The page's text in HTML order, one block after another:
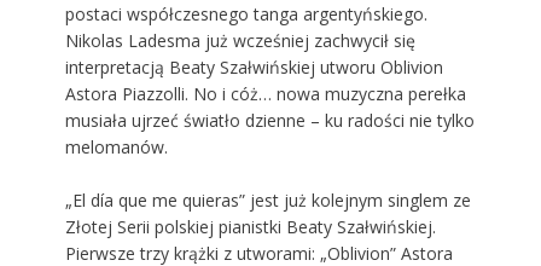
postaci współczesnego tanga argentyńskiego.
Nikolas Ladesma już wcześniej zachwycił się
interpretacją Beaty Szałwińskiej utworu Oblivion
Astora Piazzolli. No i cóż… nowa muzyczna perełka
musiała ujrzeć światło dzienne – ku radości nie tylko
melomanów.
„El día que me quieras” jest już kolejnym singlem ze
Złotej Serii polskiej pianistki Beaty Szałwińskiej.
Pierwsze trzy krążki z utworami: „Oblivion” Astora